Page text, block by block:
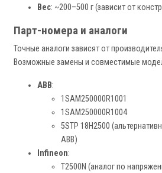
Вес: ~200–500 г (зависит от
Парт-номера и аналоги
Точные аналоги зависят от
Возможные замены и совместимые
ABB:
1SAM250000R1001
1SAM250000R1004
5STP 18H2500
ABB)
Infineon:
T2500N (аналог по